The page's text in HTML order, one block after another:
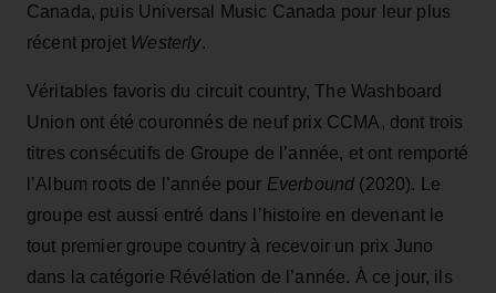
Canada, puis Universal Music Canada pour leur plus
récent projet Westerly.
Véritables favoris du circuit country, The Washboard
Union ont été couronnés de neuf prix CCMA, dont trois
titres consécutifs de Groupe de l’année, et ont remporté
l’Album roots de l’année pour Everbound (2020). Le
groupe est aussi entré dans l’histoire en devenant le
tout premier groupe country à recevoir un prix Juno
dans la catégorie Révélation de l’année. À ce jour, ils